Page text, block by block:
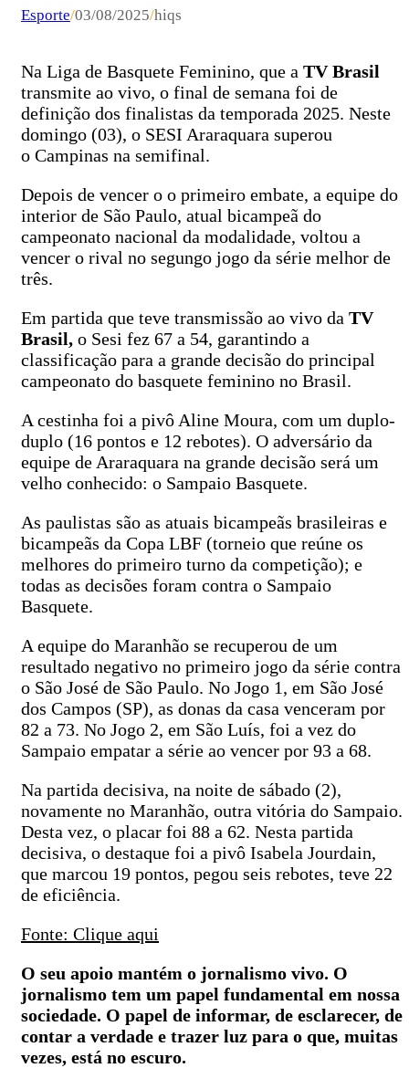
Esporte/03/08/2025/hiqs
Na Liga de Basquete Feminino, que a TV Brasil
transmite ao vivo, o final de semana foi de
definição dos finalistas da temporada 2025. Neste
domingo (03), o SESI Araraquara superou
o Campinas na semifinal.
Depois de vencer o o primeiro embate, a equipe do
interior de São Paulo, atual bicampeã do
campeonato nacional da modalidade, voltou a
vencer o rival no segungo jogo da série melhor de
três.
Em partida que teve transmissão ao vivo da TV
Brasil, o Sesi fez 67 a 54, garantindo a
classificação para a grande decisão do principal
campeonato do basquete feminino no Brasil.
A cestinha foi a pivô Aline Moura, com um duplo-
duplo (16 pontos e 12 rebotes). O adversário da
equipe de Araraquara na grande decisão será um
velho conhecido: o Sampaio Basquete.
As paulistas são as atuais bicampeãs brasileiras e
bicampeãs da Copa LBF (torneio que reúne os
melhores do primeiro turno da competição); e
todas as decisões foram contra o Sampaio
Basquete.
A equipe do Maranhão se recuperou de um
resultado negativo no primeiro jogo da série contra
o São José de São Paulo. No Jogo 1, em São José
dos Campos (SP), as donas da casa venceram por
82 a 73. No Jogo 2, em São Luís, foi a vez do
Sampaio empatar a série ao vencer por 93 a 68.
Na partida decisiva, na noite de sábado (2),
novamente no Maranhão, outra vitória do Sampaio.
Desta vez, o placar foi 88 a 62. Nesta partida
decisiva, o destaque foi a pivô Isabela Jourdain,
que marcou 19 pontos, pegou seis rebotes, teve 22
de eficiência.
Fonte: Clique aqui
O seu apoio mantém o jornalismo vivo. O
jornalismo tem um papel fundamental em nossa
sociedade. O papel de informar, de esclarecer, de
contar a verdade e trazer luz para o que, muitas
vezes, está no escuro.